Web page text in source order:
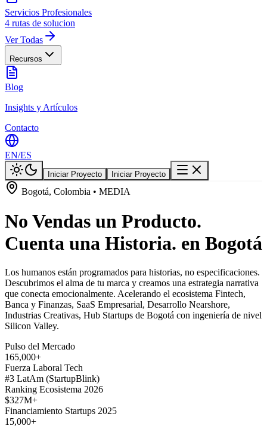
Servicios Profesionales
4 rutas de solucion
Ver Todas
Recursos
Blog
Insights y Artículos
Contacto
EN/ES
Iniciar Proyecto Iniciar Proyecto
Bogotá, Colombia • MEDIA
No Vendas un Producto.
Cuenta una Historia. en Bogotá
Los humanos están programados para historias, no especificaciones.
Descubrimos el alma de tu marca y creamos una estrategia narrativa
que conecta emocionalmente. Acelerando el ecosistema Fintech,
Banca y Finanzas, SaaS Empresarial, Desarrollo Nearshore,
Industrias Creativas, Hub Startups de Bogotá con ingeniería de nivel
Silicon Valley.
Pulso del Mercado
165,000+
Fuerza Laboral Tech
#3 LatAm (StartupBlink)
Ranking Ecosistema 2026
$327M+
Financiamiento Startups 2025
15,000+